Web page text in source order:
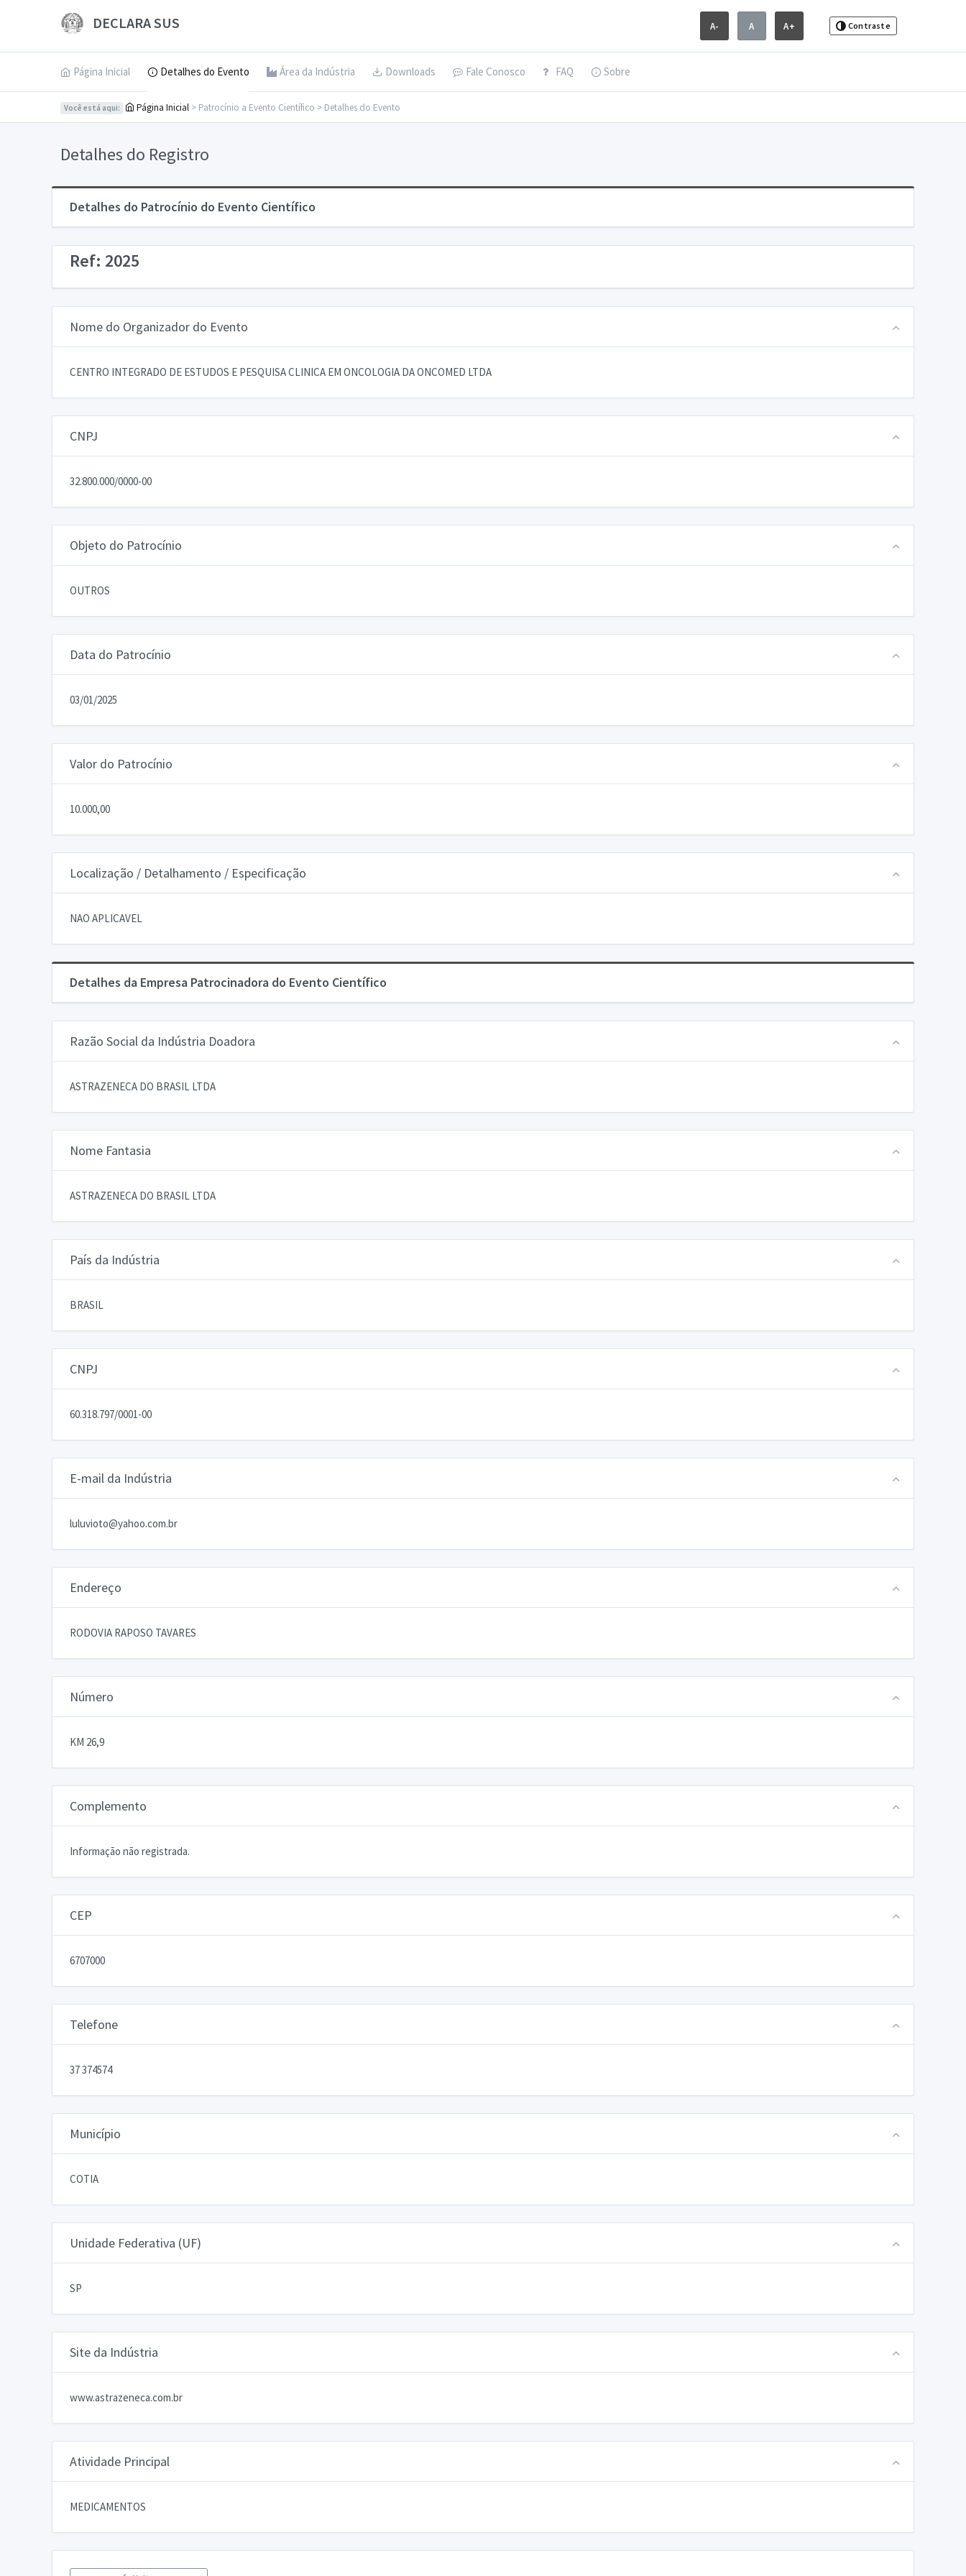
DECLARA SUS A- A A+ Contraste
Página Inicial Detalhes do Evento Área da Indústria Downloads Fale Conosco FAQ Sobre
Você está aqui: Página Inicial > Patrocínio a Evento Científico > Detalhes do Evento
Detalhes do Registro
Detalhes do Patrocínio do Evento Científico
Ref: 2025
Nome do Organizador do Evento
CENTRO INTEGRADO DE ESTUDOS E PESQUISA CLINICA EM ONCOLOGIA DA ONCOMED LTDA
CNPJ
32.800.000/0000-00
Objeto do Patrocínio
OUTROS
Data do Patrocínio
03/01/2025
Valor do Patrocínio
10.000,00
Localização / Detalhamento / Especificação
NAO APLICAVEL
Detalhes da Empresa Patrocinadora do Evento Científico
Razão Social da Indústria Doadora
ASTRAZENECA DO BRASIL LTDA
Nome Fantasia
ASTRAZENECA DO BRASIL LTDA
País da Indústria
BRASIL
CNPJ
60.318.797/0001-00
E-mail da Indústria
luluvioto@yahoo.com.br
Endereço
RODOVIA RAPOSO TAVARES
Número
KM 26,9
Complemento
Informação não registrada.
CEP
6707000
Telefone
37 374574
Município
COTIA
Unidade Federativa (UF)
SP
Site da Indústria
www.astrazeneca.com.br
Atividade Principal
MEDICAMENTOS